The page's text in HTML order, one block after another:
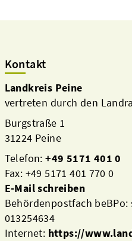
Kontakt
Landkreis Peine
vertreten durch den
Burgstraße 1
31224 Peine
Telefon:+49 5171 401 0
Fax: +49 5171 401 770 0
E-Mail schreiben
Behördenpostfach beBPo:
013254634
Internet: https://